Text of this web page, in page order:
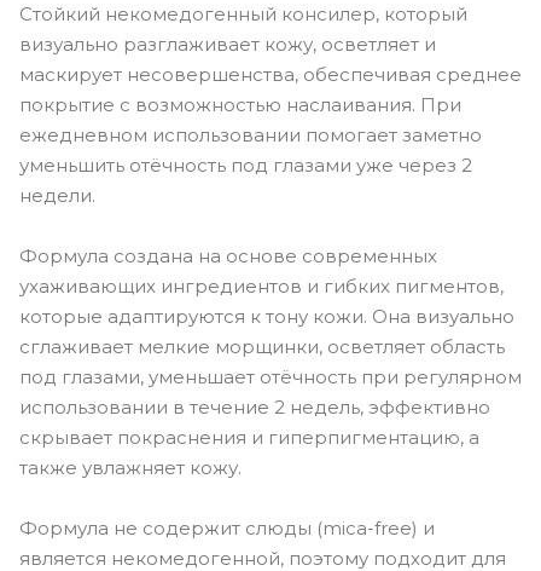
Стойкий некомедогенный консилер, который
визуально разглаживает кожу, осветляет и
маскирует несовершенства, обеспечивая среднее
покрытие с возможностью наслаивания. При
ежедневном использовании помогает заметно
уменьшить отёчность под глазами уже через 2
недели.
Формула создана на основе современных
ухаживающих ингредиентов и гибких пигментов,
которые адаптируются к тону кожи. Она визуально
сглаживает мелкие морщинки, осветляет область
под глазами, уменьшает отёчность при регулярном
использовании в течение 2 недель, эффективно
скрывает покраснения и гиперпигментацию, а
также увлажняет кожу.
Формула не содержит слюды (mica-free) и
является некомедогенной, поэтому подходит для